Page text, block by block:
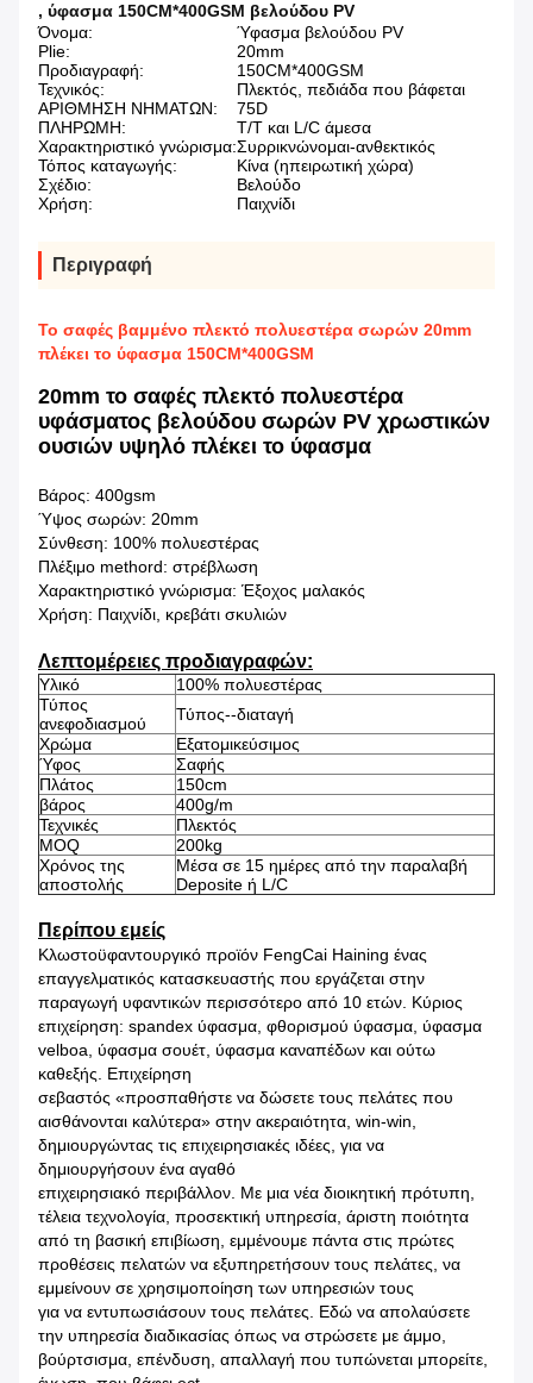
, ύφασμα 150CM*400GSM βελούδου PV
Όνομα:
Ύφασμα βελούδου PV
Plie:
20mm
Προδιαγραφή:
150CM*400GSM
Τεχνικός:
Πλεκτός, πεδιάδα που βάφεται
ΑΡΙΘΜΗΣΗ ΝΗΜΑΤΩΝ:
75D
ΠΛΗΡΩΜΗ:
T/T και L/C άμεσα
Χαρακτηριστικό γνώρισμα:Συρρικνώνομαι-ανθεκτικός
Τόπος καταγωγής:
Κίνα (ηπειρωτική χώρα)
Σχέδιο:
Βελούδο
Χρήση:
Παιχνίδι
Περιγραφή
Το σαφές βαμμένο πλεκτό πολυεστέρα σωρών 20mm
πλέκει το ύφασμα 150CM*400GSM
20mm το σαφές πλεκτό πολυεστέρα
υφάσματος βελούδου σωρών PV χρωστικών
ουσιών υψηλό πλέκει το ύφασμα
Βάρος: 400gsm
Ύψος σωρών: 20mm
Σύνθεση: 100% πολυεστέρας
Πλέξιμο methord: στρέβλωση
Χαρακτηριστικό γνώρισμα: Έξοχος μαλακός
Χρήση: Παιχνίδι, κρεβάτι σκυλιών
Λεπτομέρειες προδιαγραφών:
Υλικό
100% πολυεστέρας
Τύπος
ανεφοδιασμού
Τύπος--διαταγή
Χρώμα
Εξατομικεύσιμος
Ύφος
Σαφής
Πλάτος
150cm
βάρος
400g/m
Τεχνικές
Πλεκτός
MOQ
200kg
Χρόνος της
αποστολής
Μέσα σε 15 ημέρες από την παραλαβή
Deposite ή L/C
Περίπου εμείς
Κλωστοϋφαντουργικό προϊόν FengCai Haining ένας
επαγγελματικός κατασκευαστής που εργάζεται στην
παραγωγή υφαντικών περισσότερο από 10 ετών. Κύριος
επιχείρηση: spandex ύφασμα, φθορισμού ύφασμα, ύφασμα
velboa, ύφασμα σουέτ, ύφασμα καναπέδων και ούτω
καθεξής. Επιχείρηση
σεβαστός «προσπαθήστε να δώσετε τους πελάτες που
αισθάνονται καλύτερα» στην ακεραιότητα, win-win,
δημιουργώντας τις επιχειρησιακές ιδέες, για να
δημιουργήσουν ένα αγαθό
επιχειρησιακό περιβάλλον. Με μια νέα διοικητική πρότυπη,
τέλεια τεχνολογία, προσεκτική υπηρεσία, άριστη ποιότητα
από τη βασική επιβίωση, εμμένουμε πάντα στις πρώτες
προθέσεις πελατών να εξυπηρετήσουν τους πελάτες, να
εμμείνουν σε χρησιμοποίηση των υπηρεσιών τους
για να εντυπωσιάσουν τους πελάτες. Εδώ να απολαύσετε
την υπηρεσία διαδικασίας όπως να στρώσετε με άμμο,
βούρτσισμα, επένδυση, απαλλαγή που τυπώνεται μπορείτε,